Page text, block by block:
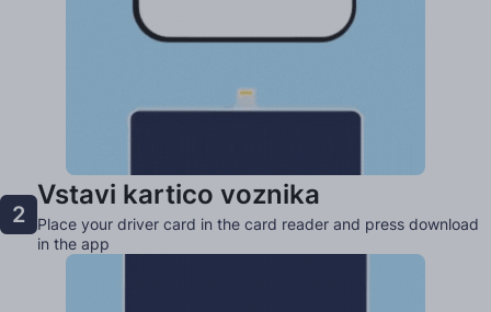
2
Vstavi kartico voznika
Place your driver card in the card reader and press download
in the app